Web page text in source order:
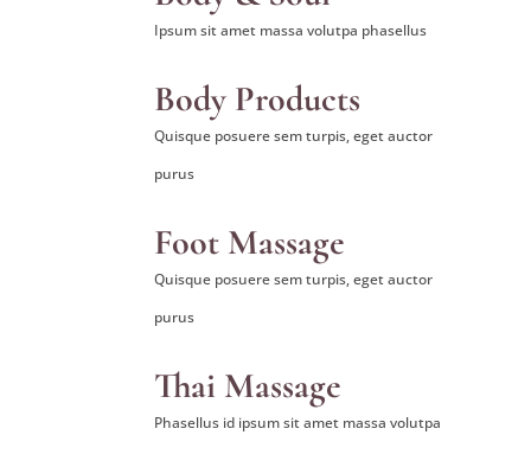
Ipsum sit amet massa volutpa phasellus
Body Products
Quisque posuere sem turpis, eget auctor
purus
Foot Massage
Quisque posuere sem turpis, eget auctor
purus
Thai Massage
Phasellus id ipsum sit amet massa volutpa